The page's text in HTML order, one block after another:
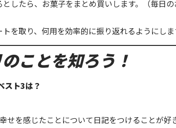
したら、お菓子をまとめ買いします。（毎日
を取り、何用を効率的に振り返れるようにしま
ことを知ろう！
スト3は？
せを感じたことについて日記をつけることが好